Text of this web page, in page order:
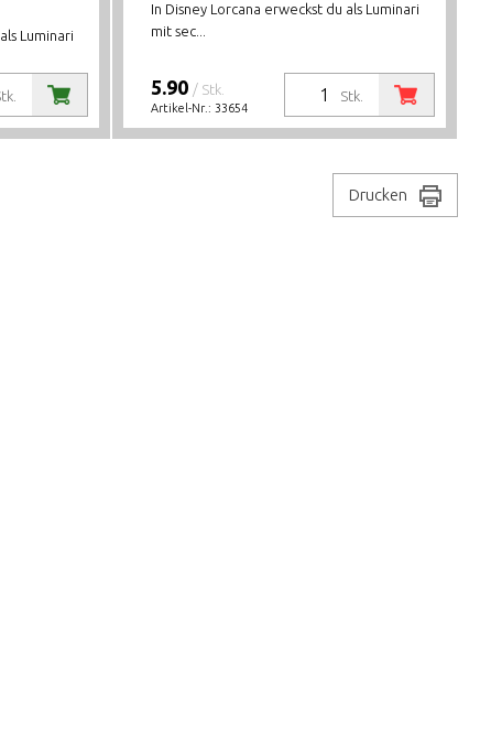
Luminari
In Disney Lorcana erweckst du als Luminari
mit sec...
Stk.
5.90 / Stk.
Artikel-Nr.: 33654
Drucken